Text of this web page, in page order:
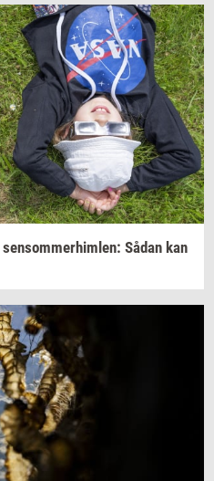
sen­som­mer­him­len: Sådan kan